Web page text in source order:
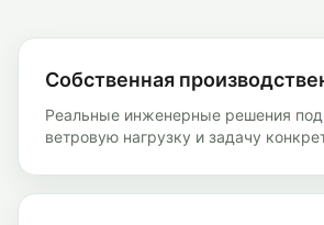
Собственная
Реальные инженерные решения под
ветровую нагрузку и задачу